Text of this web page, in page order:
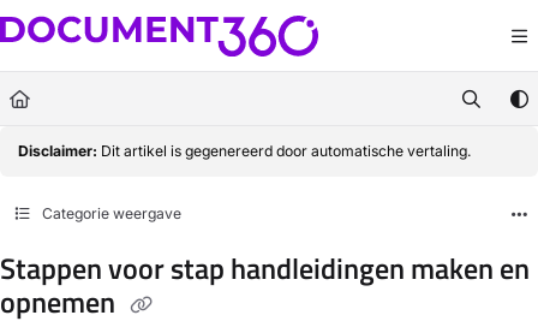
Documentation Index
Fetch the complete documentation index at:https://docs.document360.com/
Use this file to discover all available pages before exploring further.
Disclaimer: Dit artikel is gegenereerd door automatische vertaling.
Categorie weergave
Stappen voor stap handleidingen maken en
opnemen